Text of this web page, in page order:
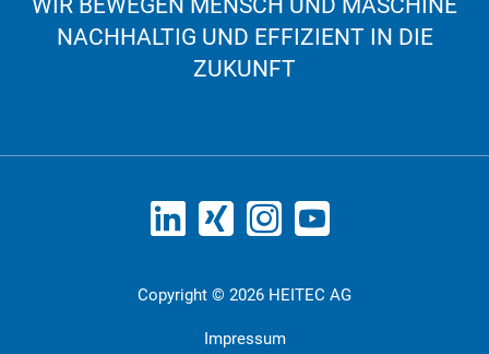
WIR BEWEGEN MENSCH UND MASCHINE
NACHHALTIG UND EFFIZIENT IN DIE
ZUKUNFT
Copyright © 2026 HEITEC AG
Impressum